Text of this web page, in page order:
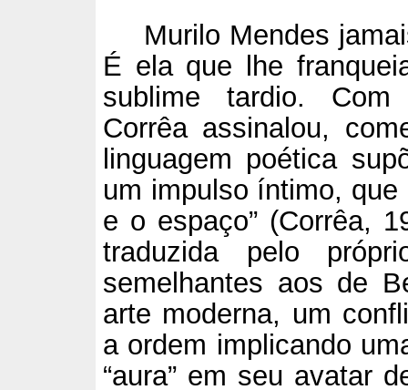
Murilo Mendes
É ela que lhe
sublime tardio. Com
Corrêa assinalou,
linguagem poética
um impulso íntimo,
e o espaço” (Corrêa,
traduzida pelo
semelhantes aos de
arte moderna, um
a ordem implicando
“aura” em seu avatar